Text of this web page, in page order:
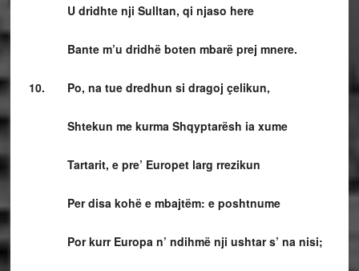
U dridhte nji Sulltan, qi njaso here
Bante m’u dridhë boten mbarë prej mnere.
10. Po, na tue dredhun si dragoj çelikun,
Shtekun me kurma Shqyptarësh ia xume
Tartarit, e pre’ Europet larg rrezikun
Per disa kohë e mbajtëm: e poshtnume
Por kurr Europa n’ ndihmë nji ushtar s’ na nisi;